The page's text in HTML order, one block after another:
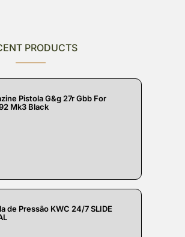
PRODUCTS
Pistola G&g 27r Gbb For
Mk3 Black
de Pressão KWC 24/7 SLIDE